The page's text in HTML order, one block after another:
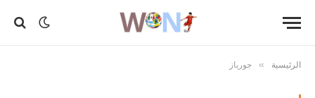
الرئيسية » جورباز